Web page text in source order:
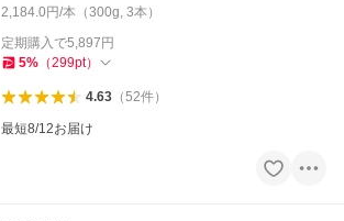
2,184.0円/本（300g, 3本）
定期購入で5,897 円
5% （299pt）
4.63（52件）
最短8/12お届け